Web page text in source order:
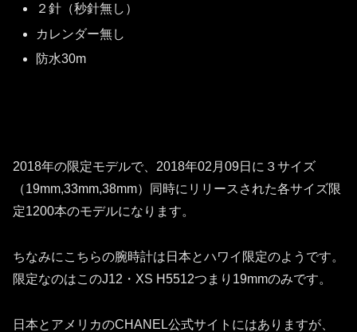
２針（秒針無し）
カレンダー無し
防水30m
2018年の限定モデルで、2018年02月09日に３サイズ
（19mm,33mm,38mm）同時にリリースされた各サイズ限
定1200本のモデルになります。
ちなみにこちらの腕時計は日本とハワイ限定のようです。
限定なのはこのJ12・XS H5512つまり19mmのみです。
日本とアメリカのCHANEL公式サイトにはありますが、